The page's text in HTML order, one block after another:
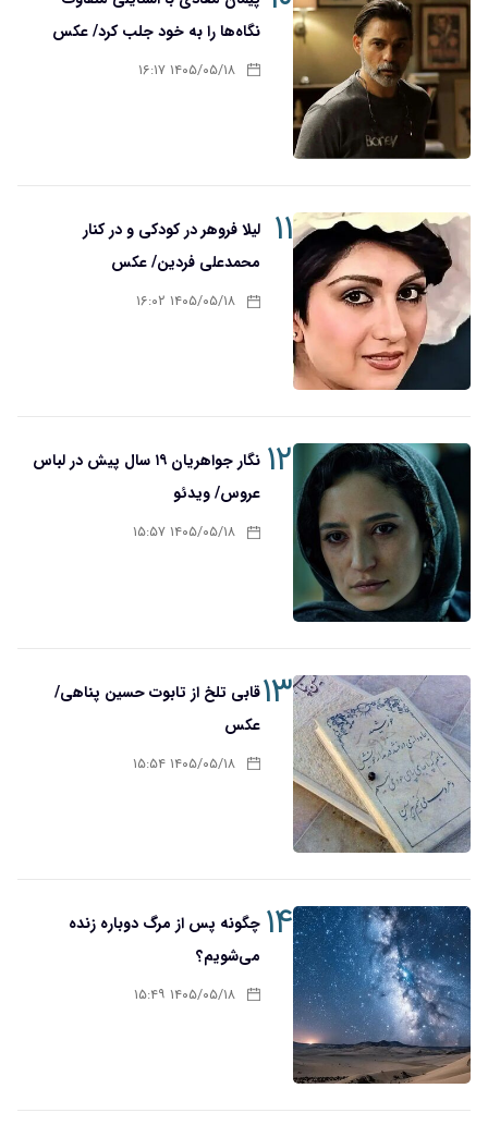
نگاه‌ها را به خود جلب کرد/ عکس
۱۴۰۵/۰۵/۱۸ ۱۶:۱۷
۱۱
لیلا فروهر در کودکی و در کنار
محمدعلی فردین/ عکس
۱۴۰۵/۰۵/۱۸ ۱۶:۰۲
۱۲
نگار جواهریان ۱۹ سال پیش در لباس
عروس/ ویدئو
۱۴۰۵/۰۵/۱۸ ۱۵:۵۷
۱۳قابی تلخ از تابوت حسین پناهی/
عکس
۱۴۰۵/۰۵/۱۸ ۱۵:۵۴
۱۴ چگونه پس از مرگ دوباره زنده
می‌شویم؟
۱۴۰۵/۰۵/۱۸ ۱۵:۴۹